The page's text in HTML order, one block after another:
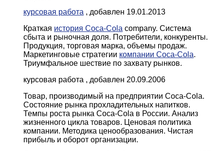
курсовая работа , добавлен 19.01.2013
Краткая история Coca-Cola company. Система
сбыта и рыночная доля. Потребители, конкуренты.
Продукция, торговая марка, объемы продаж.
Маркетинговые стратегии компании Coca-Cola.
Триумфальное шествие по захвату рынков.
курсовая работа , добавлен 20.09.2006
Товар, производимый на предприятии Coca-Cola.
Состояние рынка прохладительных напитков.
Темпы роста рынка Coca-Cola в России. Анализ
жизненного цикла товаров. Ценовая политика
компании. Методика ценообразования. Чистая
прибыль и оборот организации.